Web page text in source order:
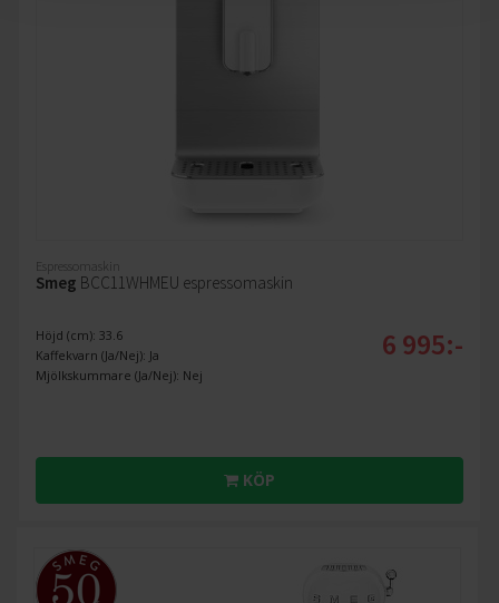
Espressomaskin
Smeg BCC11WHMEU espressomaskin
Höjd (cm): 33.6
Kaffekvarn (Ja/Nej): Ja
Mjölkskummare (Ja/Nej): Nej
6 995:-
KÖP